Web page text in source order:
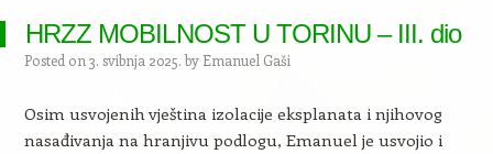
HRZZ MOBILNOST U TORINU – III. dio
Posted on3. svibnja 2025. by Emanuel Gaši
Osim usvojenih vještina izolacije eksplanata i njihovog
nasađivanja na hranjivu podlogu, Emanuel je usvojio i